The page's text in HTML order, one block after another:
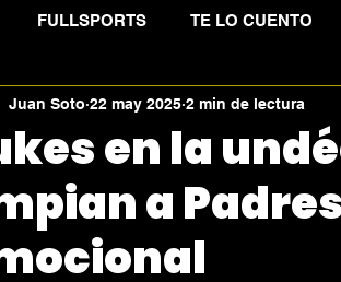
FULLSPORTS TE LO CUENTO
PRESS RELEASE Press Sports
en la
a
Juan Soto 22 may 2025 2 min de lectura